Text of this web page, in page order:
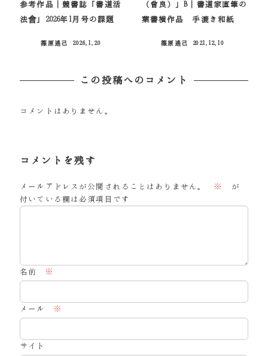
参考作品｜競書誌「書道活
法會」2026年1月号の課題
篠原遙己
2026.1.20
（曾良）」B｜書道家直筆の
葉書横作品 手漉き和紙
篠原遙己
2021.12.10
この投稿へのコメント
コメントはありません。
コメントを残す
メールアドレスが公開されることはありません。 ※
が
付いている欄は必須項目です
名前 ※
メール ※
サイト